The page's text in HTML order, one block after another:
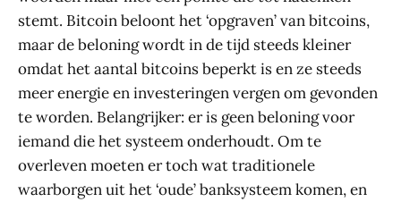
stemt. Bitcoin beloont het ‘opgraven’ van bitcoins,
maar de beloning wordt in de tijd steeds kleiner
omdat het aantal bitcoins beperkt is en ze steeds
meer energie en investeringen vergen om gevonden
te worden. Belangrijker: er is geen beloning voor
iemand die het systeem onderhoudt. Om te
overleven moeten er toch wat traditionele
waarborgen uit het ‘oude’ banksysteem komen, en